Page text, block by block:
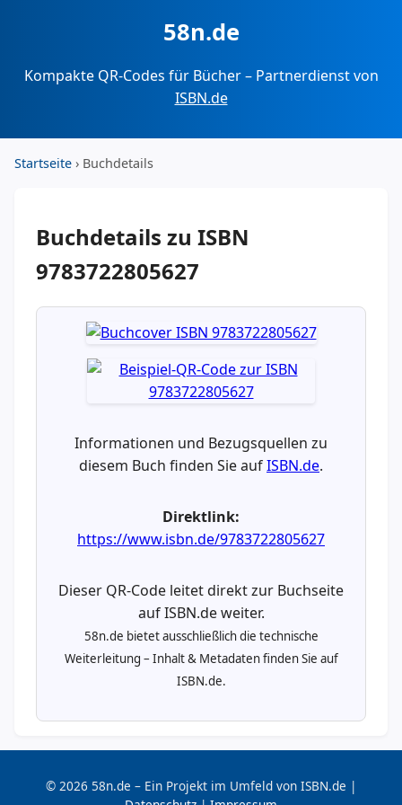
58n.de
Kompakte QR-Codes für Bücher – Partnerdienst von
ISBN.de
Startseite › Buchdetails
Buchdetails zu ISBN
9783722805627
Informationen und Bezugsquellen zu
diesem Buch finden Sie aufISBN.de.
Direktlink:
https://www.isbn.de/9783722805627
Dieser QR-Code leitet direkt zur Buchseite
auf ISBN.de weiter.
58n.de bietet ausschließlich die technische
Weiterleitung – Inhalt & Metadaten finden Sie auf
ISBN.de.
© 2026 58n.de – Ein Projekt im Umfeld von ISBN.de |